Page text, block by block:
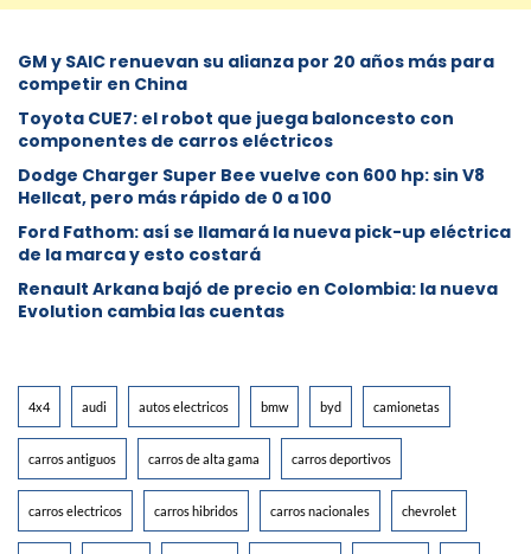
GM y SAIC renuevan su alianza por 20 años más para
competir en China
Toyota CUE7: el robot que juega baloncesto con
componentes de carros eléctricos
Dodge Charger Super Bee vuelve con 600 hp: sin V8
Hellcat, pero más rápido de 0 a 100
Ford Fathom: así se llamará la nueva pick-up eléctrica
de la marca y esto costará
Renault Arkana bajó de precio en Colombia: la nueva
Evolution cambia las cuentas
4x4 audi autos electricos bmw byd camionetas
carros antiguos carros de alta gama carros deportivos
carros electricos carros hibridos carros nacionales chevrolet